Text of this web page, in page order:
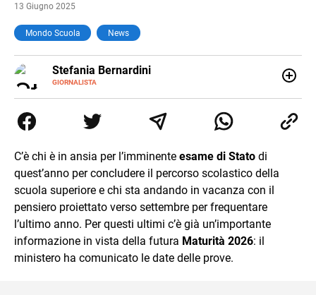
13 Giugno 2025
Mondo Scuola News
Stefania Bernardini
GIORNALISTA
E-
MAIL
Tv di cronaca, politica, scuola, economia e spettacolo. Ha
esperienze nella redazione di testate giornalistiche online
C’è chi è in ansia per l’imminente esame di Stato di
quest’anno per concludere il percorso scolastico della
scuola superiore e chi sta andando in vacanza con il
pensiero proiettato verso settembre per frequentare
l’ultimo anno. Per questi ultimi c’è già un’importante
informazione in vista della futura Maturità 2026: il
ministero ha comunicato le date delle prove.